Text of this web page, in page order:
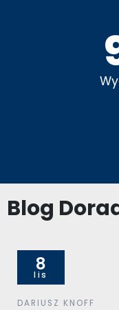
Blog
8
lis
DARIUSZ KNOFF